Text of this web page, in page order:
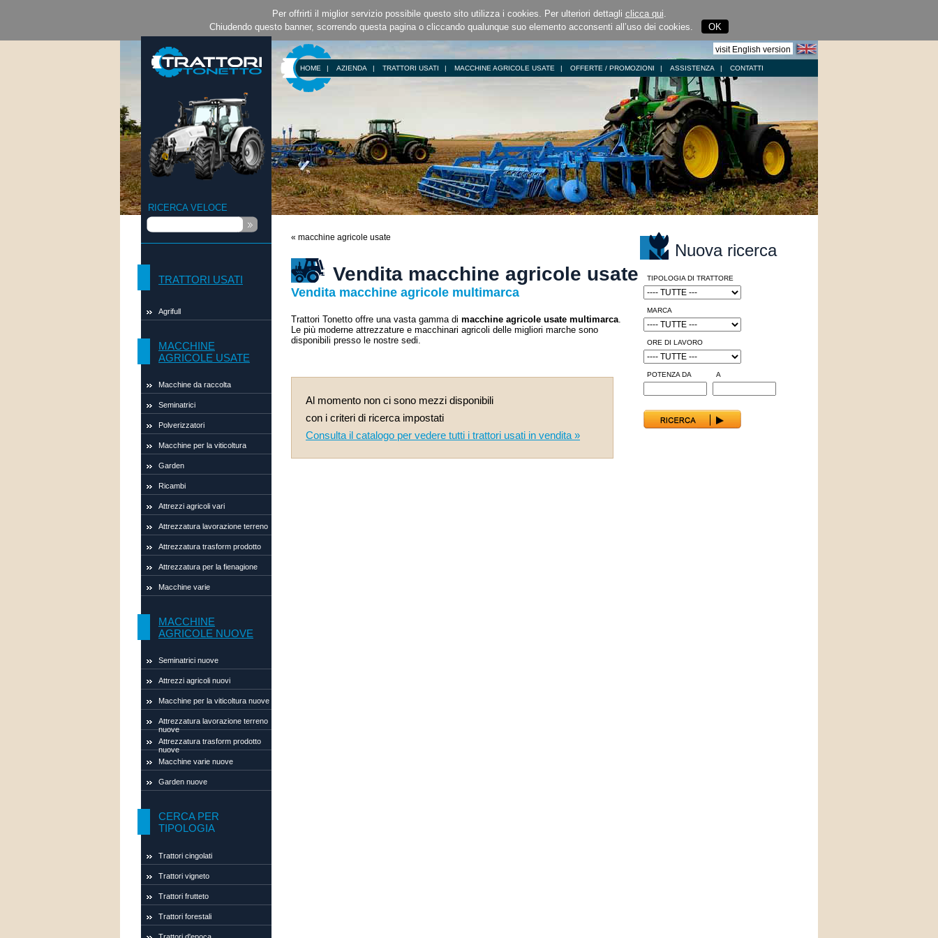
Per offrirti il miglior servizio possibile questo sito utilizza i cookies. Per ulteriori dettagli clicca qui.
Chiudendo questo banner, scorrendo questa pagina o cliccando qualunque suo elemento acconsenti all’uso dei cookies.
OK
visit English version
HOME | AZIENDA | TRATTORI USATI | MACCHINE AGRICOLE USATE | OFFERTE / PROMOZIONI | ASSISTENZA | CONTATTI
RICERCA VELOCE
TRATTORI USATI
Agrifull
MACCHINE
AGRICOLE USATE
Macchine da raccolta
Seminatrici
Polverizzatori
Macchine per la viticoltura
Garden
Ricambi
Attrezzi agricoli vari
Attrezzatura lavorazione terreno
Attrezzatura trasform prodotto
Attrezzatura per la fienagione
Macchine varie
MACCHINE
AGRICOLE NUOVE
Seminatrici nuove
Attrezzi agricoli nuovi
Macchine per la viticoltura nuove
Attrezzatura lavorazione terreno
nuove
Attrezzatura trasform prodotto
nuove
Macchine varie nuove
Garden nuove
CERCA PER
TIPOLOGIA
Trattori cingolati
Trattori vigneto
Trattori frutteto
Trattori forestali
« macchine agricole usate
Vendita macchine agricole usate
Vendita macchine agricole multimarca
Trattori Tonetto offre una vasta gamma di macchine agricole usate multimarca.
Le più moderne attrezzature e macchinari agricoli delle migliori marche sono
disponibili presso le nostre sedi.
Al momento non ci sono mezzi disponibili
con i criteri di ricerca impostati
Consulta il catalogo per vedere tutti i trattori usati in vendita »
Nuova ricerca
TIPOLOGIA DI TRATTORE
MARCA
ORE DI LAVORO
POTENZA DA A